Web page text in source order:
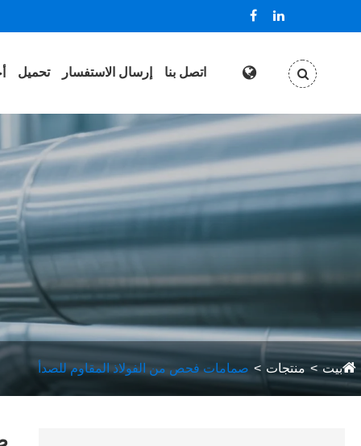
تحميل إرسال الاستفسار اتصل بنا
بيت منتجات صمامات فحص من الفولاذ المقاوم للصدأ